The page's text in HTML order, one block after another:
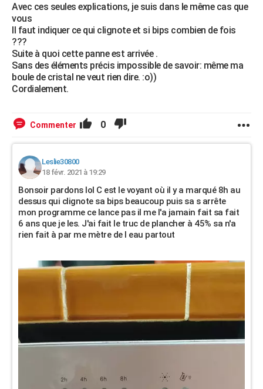
Avec ces seules explications, je suis dans le même cas que
vous
Il faut indiquer ce qui clignote et si bips combien de fois
???
Suite à quoi cette panne est arrivée .
Sans des éléments précis impossible de savoir: même ma
boule de cristal ne veut rien dire. :o))
Cordialement.
Commenter 0
Leslie30800
18 févr. 2021 à 19:29
Bonsoir pardons lol C est le voyant où il y a marqué 8h au
dessus qui clignote sa bips beaucoup puis sa s arrête
mon programme ce lance pas il me l'a jamain fait sa fait
6 ans que je les. J'ai fait le truc de plancher à 45% sa n'a
rien fait à par me mètre de l eau partout